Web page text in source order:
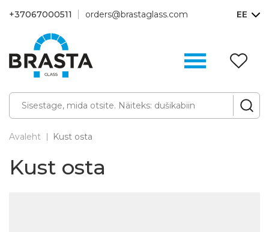
+37067000511 orders@brastaglass.com EE
Avaleht Kust osta
Kust osta